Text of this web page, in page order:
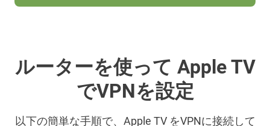
ルーターを使って Apple TV
でVPNを設定
以下の簡単な手順で、Apple TV をVPNに接続して